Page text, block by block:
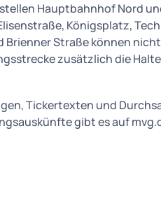
Hauptbahnhof Nord
Königsplatz,
Straße können
zusätzlich die
Tickertexten und
gibt es auf